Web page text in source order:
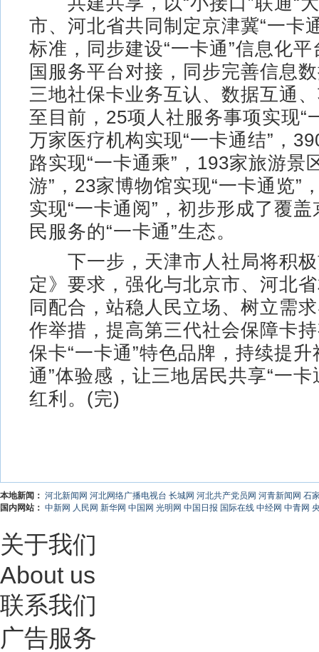
市、河北省共同制定京津冀“一卡
标准，同步建设“一卡通”信息化
国服务平台对接，同步完善信息
三地社保卡业务互认、数据互通
至目前，25项人社服务事项实现“
万家医疗机构实现“一卡通结”，
路实现“一卡通乘”，193家旅游景
游”，23家博物馆实现“一卡通览”
实现“一卡通阅”，初步形成了覆
民服务的“一卡通”生态。
下一步，天津市人社局将积极
定》要求，强化与北京市、河北
同配合，站稳人民立场、树立需
作举措，提高第三代社会保障卡
保卡“一卡通”特色品牌，持续提升
通”体验感，让三地居民共享“一
红利。(完)
本地新闻： 河北新闻网 河北网络广播电视台 长城网 河北共产党员网 河青新闻网 石
国内网站： 中新网 人民网 新华网 中国网 光明网 中国日报 国际在线 中经网 中青网
关于我们
About us
联系我们
广告服务